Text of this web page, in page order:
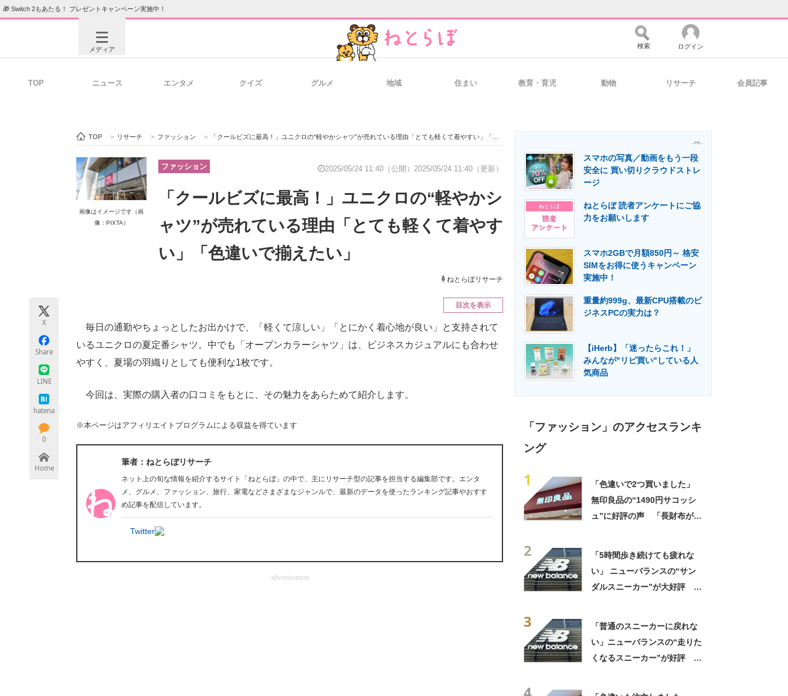
🎁 Switch 2もあたる！ プレゼントキャンペーン実施中！
メディア
ビジネスと働き方のヒント 経営リーダーのコミュニティ マーケ×ITの今がよく分かる
ITエンジニア向け専門サイト 製造業のIT導入・活用を支援
エネルギーの専門メディア 建設×テクノロジーの最前線
ちょっと気になるネットの話題
検索 ログイン
TOP ニュース エンタメ クイズ グルメ 地域 住まい 教育・育児 動物 リサーチ 会員記事
TOP > リサーチ > ファッション > 「クールビズに最高！」ユニクロの“軽やかシャツ”が売れている理由「とても軽くて着やすい」「色違いで揃えたい」
画像はイメージです（画
像：PIXTA）
ファッション 2025/05/24 11:40（公開） 2025/05/24 11:40（更新）
「クールビズに最高！」ユニクロの“軽やかシ
ャツ”が売れている理由「とても軽くて着やす
い」「色違いで揃えたい」
ねとらぼリサーチ
X
Share
LINE
hatena
0
Home
目次を表示
毎日の通勤やちょっとしたお出かけで、「軽くて涼しい」「とにかく着心地が良い」と支持されて
いるユニクロの夏定番シャツ。中でも「オープンカラーシャツ」は、ビジネスカジュアルにも合わせ
やすく、夏場の羽織りとしても便利な1枚です。
今回は、実際の購入者の口コミをもとに、その魅力をあらためて紹介します。
※本ページはアフィリエイトプログラムによる収益を得ています
筆者：ねとらぼリサーチ
ネット上の旬な情報を紹介するサイト「ねとらぼ」の中で、主にリサーチ型の記事を担当する編集部です。エンタ
メ、グルメ、ファッション、旅行、家電などさまざまなジャンルで、最新のデータを使ったランキング記事やおすす
め記事を配信しています。
Twitter
advertisement
- PR -
スマホの写真／動画をもう一段
安全に 買い切りクラウドストレ
ージ
ねとらぼ 読者アンケートにご協
力をお願いします
スマホ2GBで月額850円～ 格安
SIMをお得に使うキャンペーン
実施中！
重量約999g、最新CPU搭載のビ
ジネスPCの実力は？
【iHerb】「迷ったらこれ！」
みんなが"リピ買い"している人
気商品
「ファッション」のアクセスランキ
ング
1
「色違いで2つ買いました」
無印良品の“1490円サコッシ
ュ”に好評の声 「長財布が横
2
「5時間歩き続けても疲れな
い」 ニューバランスの“サン
ダルスニーカー”が大好評
3
「普通のスニーカーに戻れな
い」ニューバランスの“走りた
くなるスニーカー”が好評